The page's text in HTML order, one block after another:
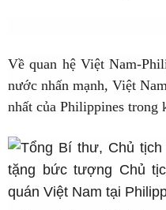
Về quan hệ Việt Nam-
nước nhấn mạnh, Việt
nhất của Philippines